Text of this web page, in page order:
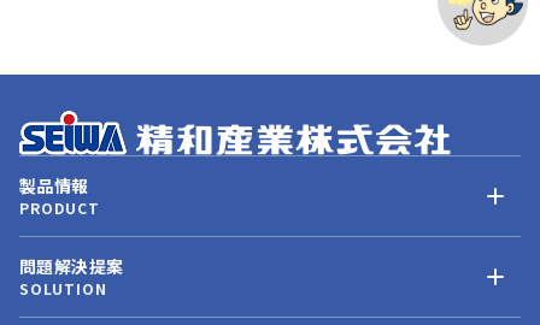
製品情報
PRODUCT
問題解決提案
SOLUTION